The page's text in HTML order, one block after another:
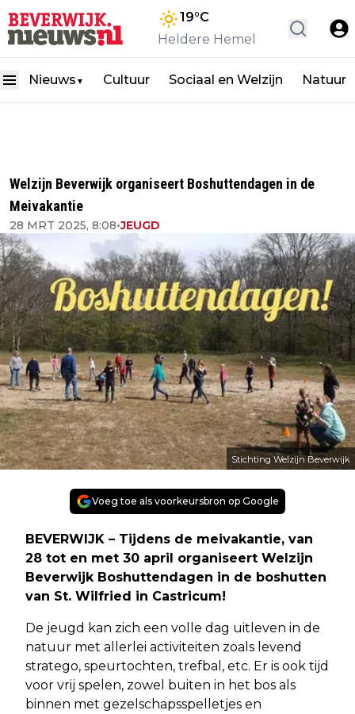
19°C
Heldere Hemel
Nieuws ▼ Cultuur Sociaal en Welzijn Natuur
Welzijn Beverwijk organiseert Boshuttendagen in de
Meivakantie
28 MRT 2025, 8:08•JEUGD
Stichting Welzijn Beverwijk
Voeg toe als voorkeursbron op Google
BEVERWIJK – Tijdens de meivakantie, van
28 tot en met 30 april organiseert Welzijn
Beverwijk Boshuttendagen in de boshutten
van St. Wilfried in Castricum!
De jeugd kan zich een volle dag uitleven in de
natuur met allerlei activiteiten zoals levend
stratego, speurtochten, trefbal, etc. Er is ook tijd
voor vrij spelen, zowel buiten in het bos als
binnen met gezelschapsspelletjes en